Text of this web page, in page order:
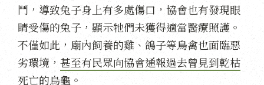
鬥，導致兔子身上有多處傷口，協會也有發現眼
睛受傷的兔子，顯示牠們未獲得適當醫療照護。
不僅如此，廟內飼養的雞、鴿子等鳥禽也面臨惡
劣環境， 甚至有民眾向協會通報過去曾見到乾枯
死亡的烏龜。